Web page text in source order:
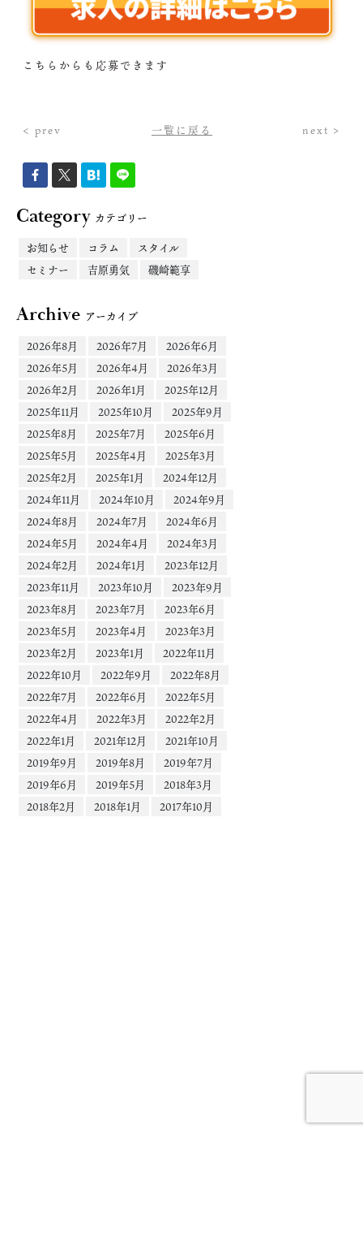
こちらからも応募できます
< prev 一覧に戻る next >
Categoryカテゴリー
お知らせ
コラム
スタイル
セミナー
吉原勇気 磯崎範享
Archive アーカイブ
2026年8月
2026年7月
2026年6月
2026年5月
2026年4月
2026年3月
2026年2月
2026年1月
2025年12月
2025年11月
2025年10月
2025年9月
2025年8月
2025年7月
2025年6月
2025年5月
2025年4月
2025年3月
2025年2月
2025年1月
2024年12月
2024年11月
2024年10月
2024年9月
2024年8月
2024年7月
2024年6月
2024年5月
2024年4月
2024年3月
2024年2月
2024年1月
2023年12月
2023年11月
2023年10月
2023年9月
2023年8月
2023年7月
2023年6月
2023年5月
2023年4月
2023年3月
2023年2月
2023年1月
2022年11月
2022年10月
2022年9月
2022年8月
2022年7月
2022年6月
2022年5月
2022年4月
2022年3月
2022年2月
2022年1月
2021年12月
2021年10月
2019年9月
2019年8月
2019年7月
2019年6月
2019年5月
2018年3月
2018年2月
2018年1月 2017年10月